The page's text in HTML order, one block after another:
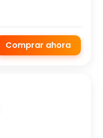
Comprar ahora